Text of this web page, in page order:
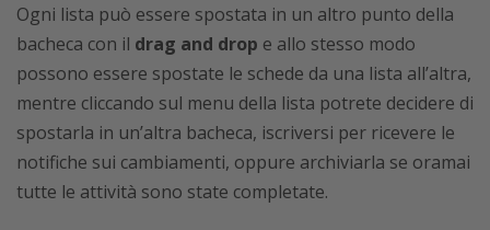
Ogni lista può essere spostata in un altro punto della
bacheca con il drag and drop e allo stesso modo
possono essere spostate le schede da una lista all’altra,
mentre cliccando sul menu della lista potrete decidere di
spostarla in un’altra bacheca, iscriversi per ricevere le
notifiche sui cambiamenti, oppure archiviarla se oramai
tutte le attività sono state completate.